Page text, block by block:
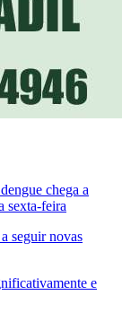
chega a
sexta-feira
seguir novas
e